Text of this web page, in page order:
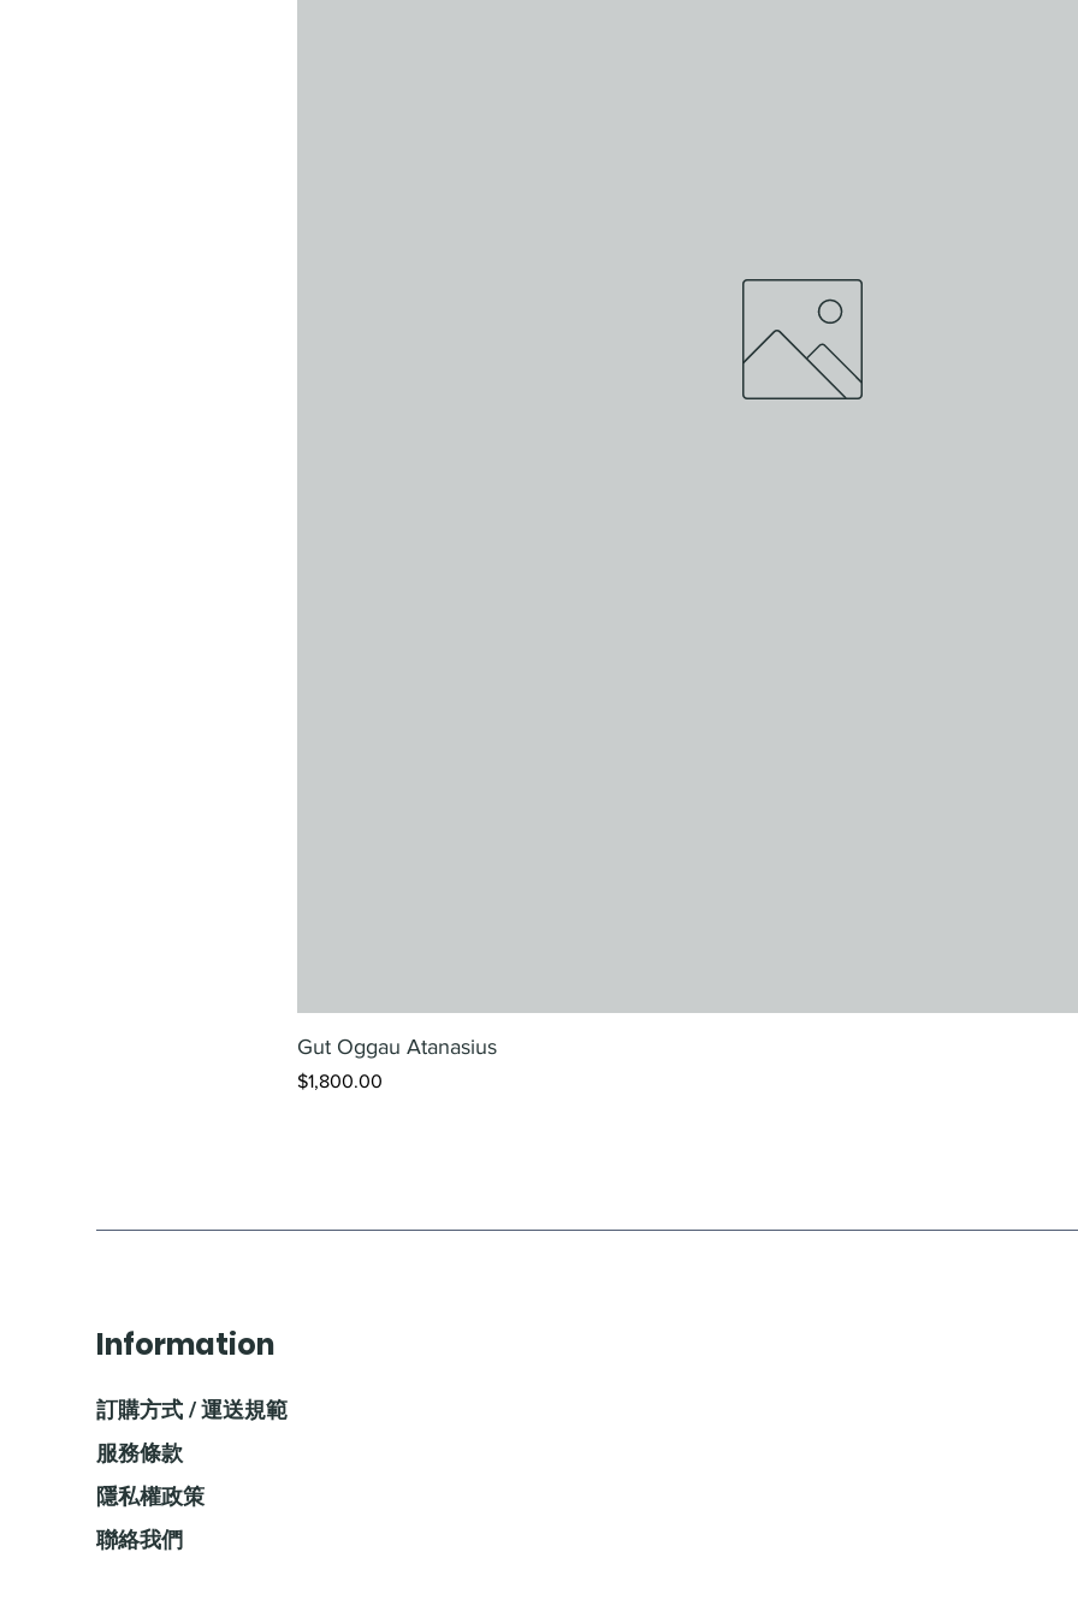
Gut Oggau Atanasius
價格
$1,800.00
Information
訂購方式 / 運送規範
服務條款
隱私權政策
聯絡我們